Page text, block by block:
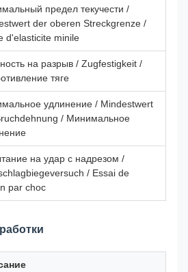
предел текучести /
der oberen Streckgrenze /
d'elasticite minile
на разрыв / Zugfestigkeit /
тяге
удлинение / Mindestwert
/ Минимальное
на удар с надрезом /
/ Essai de
par choc